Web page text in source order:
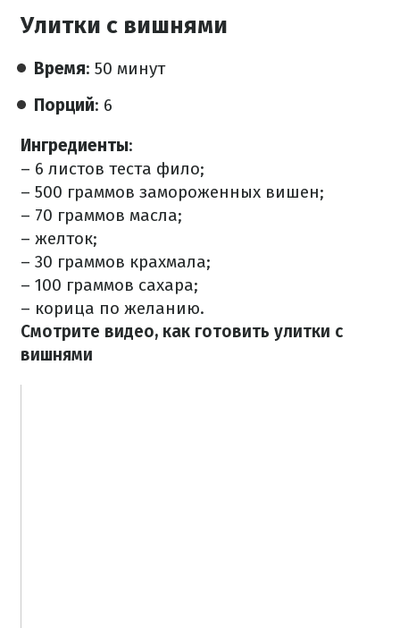
Улитки с вишнями
Время: 50 минут
Порций: 6
Ингредиенты:
– 6 листов теста фило;
– 500 граммов замороженных вишен;
– 70 граммов масла;
– желток;
– 30 граммов крахмала;
– 100 граммов сахара;
– корица по желанию.
Смотрите видео, как готовить улитки с
вишнями